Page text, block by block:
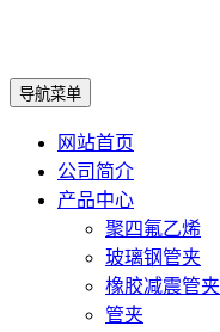
导航菜单
网站首页
公司简介
产品中心
聚四氟乙烯
玻璃钢管夹
橡胶减震管夹
管夹